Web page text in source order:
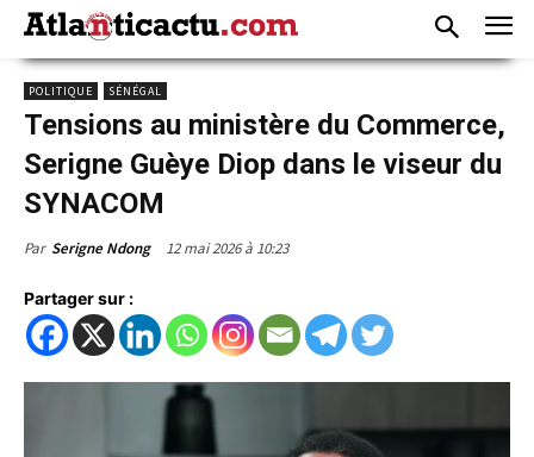
POLITIQUE SÉNÉGAL
Tensions au ministère du Commerce,
Serigne Guèye Diop dans le viseur du
SYNACOM
Par Serigne Ndong 12 mai 2026 à 10:23
Partager sur :